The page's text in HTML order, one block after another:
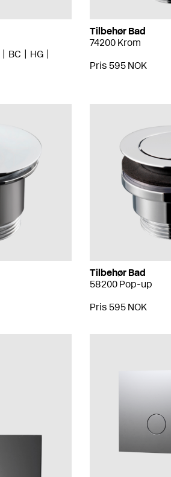
BC
HG
Tilbehør Bad
74200 Krom
Pris 595 NOK
Tilbehør Bad
58200 Pop-up
Pris 595 NOK